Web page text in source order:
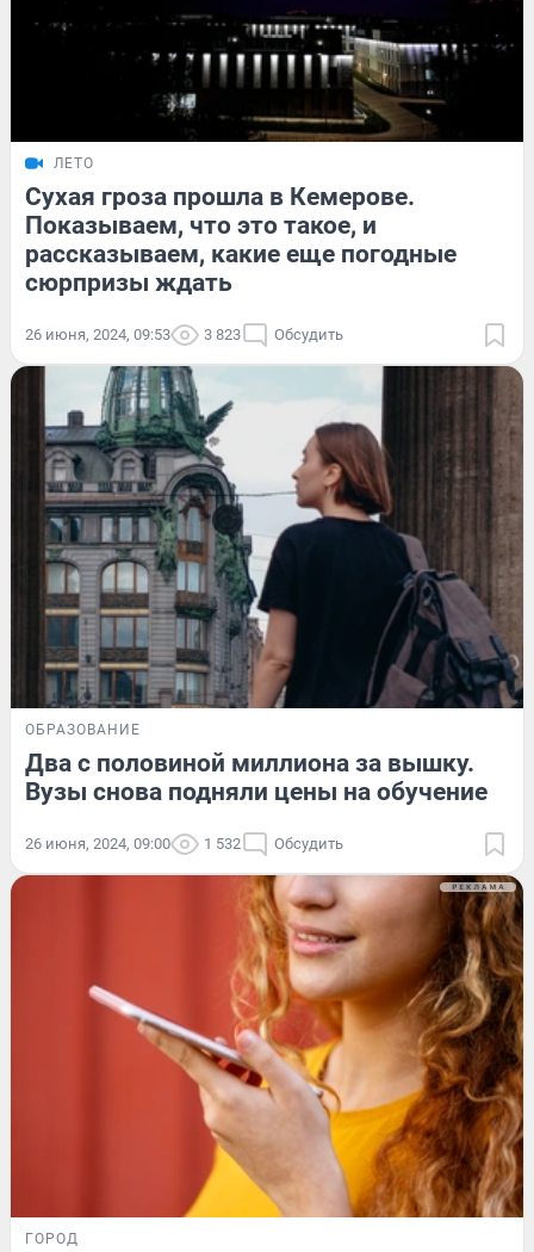
ЛЕТО
Сухая гроза прошла в Кемерове.
Показываем, что это такое, и
рассказываем, какие еще погодные
сюрпризы ждать
26 июня, 2024, 09:53 3 823 Обсудить
ОБРАЗОВАНИЕ
Два с половиной миллиона за вышку.
Вузы снова подняли цены на обучение
26 июня, 2024, 09:00 1 532 Обсудить
ГОРОД